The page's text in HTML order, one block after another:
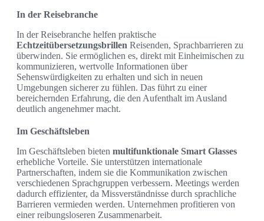
In der Reisebranche
In der Reisebranche helfen praktische
Echtzeitübersetzungsbrillen Reisenden, Sprachbarrieren zu
überwinden. Sie ermöglichen es, direkt mit Einheimischen zu
kommunizieren, wertvolle Informationen über
Sehenswürdigkeiten zu erhalten und sich in neuen
Umgebungen sicherer zu fühlen. Das führt zu einer
bereichernden Erfahrung, die den Aufenthalt im Ausland
deutlich angenehmer macht.
Im Geschäftsleben
Im Geschäftsleben bieten multifunktionale Smart Glasses
erhebliche Vorteile. Sie unterstützen internationale
Partnerschaften, indem sie die Kommunikation zwischen
verschiedenen Sprachgruppen verbessern. Meetings werden
dadurch effizienter, da Missverständnisse durch sprachliche
Barrieren vermieden werden. Unternehmen profitieren von
einer reibungsloseren Zusammenarbeit.